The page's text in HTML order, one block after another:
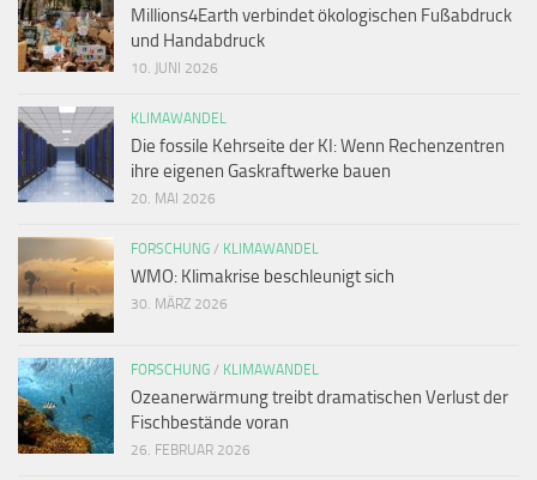
Millions4Earth verbindet ökologischen Fußabdruck
und Handabdruck
10. JUNI 2026
KLIMAWANDEL
Die fossile Kehrseite der KI: Wenn Rechenzentren
ihre eigenen Gaskraftwerke bauen
20. MAI 2026
FORSCHUNG / KLIMAWANDEL
WMO: Klimakrise beschleunigt sich
30. MÄRZ 2026
FORSCHUNG / KLIMAWANDEL
Ozeanerwärmung treibt dramatischen Verlust der
Fischbestände voran
26. FEBRUAR 2026